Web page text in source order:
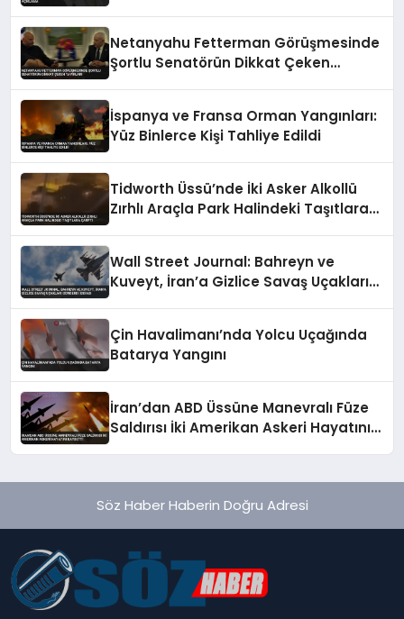
Netanyahu Fetterman Görüşmesinde
Şortlu Senatörün Dikkat Çeken
İspanya ve Fransa Orman Yangınları:
Yüz Binlerce Kişi Tahliye Edildi
Tidworth Üssü’nde İki Asker Alkollü
Zırhlı Araçla Park Halindeki Taşıtlara
Wall Street Journal: Bahreyn ve
Kuveyt, İran’a Gizlice Savaş Uçakları
Çin Havalimanı’nda Yolcu Uçağında
Batarya Yangını
İran’dan ABD Üssüne Manevralı Füze
Saldırısı İki Amerikan Askeri Hayatını
Söz Haber Haberin Doğru Adresi